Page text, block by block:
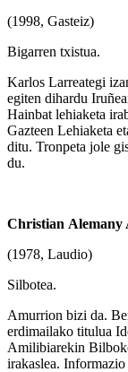
(1998, Gasteiz)
Bigarren txistua.
Karlos Larreategi
egiten dihardu
Hainbat lehiaketa
Gazteen Lehiaketa
ditu. Tronpeta jole
du.
Christian Alemany
(1978, Laudio)
Silbotea.
Amurrion bizi da.
erdimailako titulua
Amilibiarekin
irakaslea.